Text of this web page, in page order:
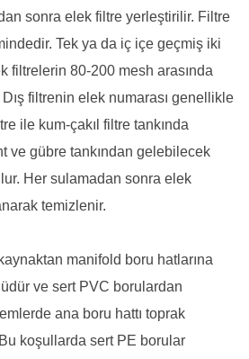
sonra elek filtre yerleştirilir. Filtre
Tek ya da iç içe geçmiş iki
filtrelerin 80-200 mesh arasında
filtrenin elek numarası genellikle
ile kum-çakıl filtre tankında
ve gübre tankından gelebilecek
Her sulamadan sonra elek
temizlenir.
manifold boru hatlarına
ve sert PVC borulardan
ana boru hattı toprak
koşullarda sert PE borular